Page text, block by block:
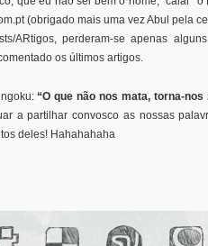
(obrigado mais uma vez Abul pela
ARtigos, perderam-se apenas
os últimos artigos.
“O que não nos mata, torna-
a partilhar convosco as nossas
deles! Hahahahaha